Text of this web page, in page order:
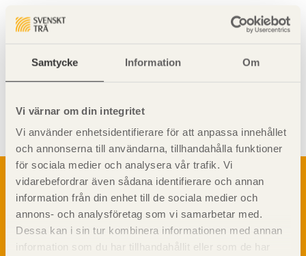
Samtycke Information Om
Vi värnar om din integritet
Vi använder enhetsidentifierare för att anpassa innehållet
och annonserna till användarna, tillhandahålla funktioner
för sociala medier och analysera vår trafik. Vi
vidarebefordrar även sådana identifierare och annan
information från din enhet till de sociala medier och
annons- och analysföretag som vi samarbetar med.
Dessa kan i sin tur kombinera informationen med annan
information som du har tillhandahållit eller som de har
Om trä
Materialet trä
Skogsbruk
Barrträdets uppbyggnad
Träets egenskaper och kvalitet
TräGuiden är den digitala handboken för trä och
träbyggande och innehåller information om
materialet trä samt instruktioner för byggande
med trä.